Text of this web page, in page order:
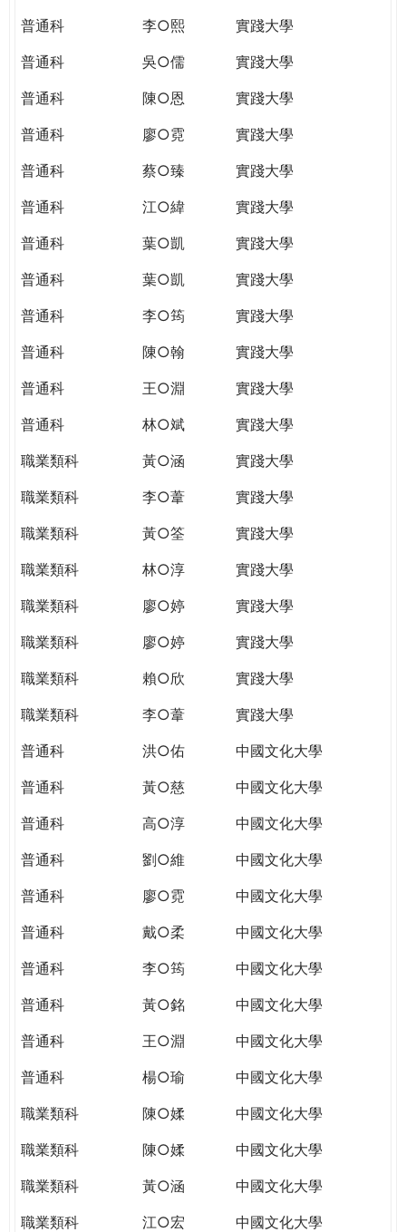
普通科
李○熙
實踐大學
普通科
吳○儒
實踐大學
普通科
陳○恩
實踐大學
普通科
廖○霓
實踐大學
普通科
蔡○臻
實踐大學
普通科
江○緯
實踐大學
普通科
葉○凱
實踐大學
普通科
葉○凱
實踐大學
普通科
李○筠
實踐大學
普通科
陳○翰
實踐大學
普通科
王○淵
實踐大學
普通科
林○斌
實踐大學
職業類科
黃○涵
實踐大學
職業類科
李○葦
實踐大學
職業類科
黃○筌
實踐大學
職業類科
林○淳
實踐大學
職業類科
廖○婷
實踐大學
職業類科
廖○婷
實踐大學
職業類科
賴○欣
實踐大學
職業類科
李○葦
實踐大學
普通科
洪○佑
中國文化大學
普通科
黃○慈
中國文化大學
普通科
高○淳
中國文化大學
普通科
劉○維
中國文化大學
普通科
廖○霓
中國文化大學
普通科
戴○柔
中國文化大學
普通科
李○筠
中國文化大學
普通科
黃○銘
中國文化大學
普通科
王○淵
中國文化大學
普通科
楊○瑜
中國文化大學
職業類科
陳○媃
中國文化大學
職業類科
陳○媃
中國文化大學
職業類科
黃○涵
中國文化大學
職業類科
江○宏
中國文化大學